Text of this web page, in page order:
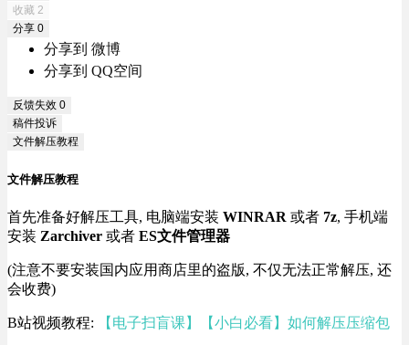
收藏 2
分享 0
分享到 微博
分享到 QQ空间
反馈失效 0
稿件投诉
文件解压教程
文件解压教程
首先准备好解压工具, 电脑端安装 WINRAR 或者 7z, 手机端
安装 Zarchiver 或者 ES文件管理器
(注意不要安装国内应用商店里的盗版, 不仅无法正常解压, 还
会收费)
B站视频教程: 【电子扫盲课】【小白必看】如何解压压缩包